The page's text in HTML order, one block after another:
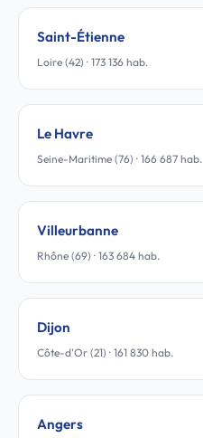
Saint-Étienne
Loire (42) · 173 136 hab.
Le Havre
Seine-Maritime (76) · 166 687 hab.
Villeurbanne
Rhône (69) · 163 684 hab.
Dijon
Côte-d'Or (21) · 161 830 hab.
Angers